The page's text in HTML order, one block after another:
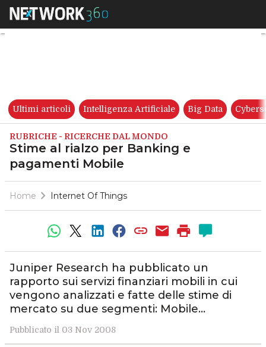
Stime al rialzo per Banking
Ultimi articoli Intelligenza Artificiale Big Data
RUBRICHE - RICERCHE DAL MONDO
Stime al rialzo per Banking e
pagamenti Mobile
Home Internet Of Things
Juniper Research ha pubblicato un
rapporto sui servizi finanziari mobili in cui
vengono analizzati e fatte delle stime di
mercato su due segmenti: Mobile…
Pubblicato il 03 Nov 2008